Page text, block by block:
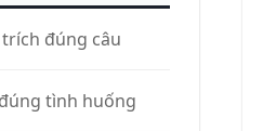
đúng câu
tình huống